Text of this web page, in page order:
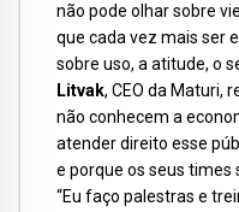
não pode olhar sobre
que cada vez mais ser
sobre uso, a atitude, o
Litvak, CEO da Maturi,
não conhecem a
atender direito esse
e porque os seus times
“Eu faço palestras e